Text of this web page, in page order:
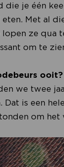
die je één
Met al
ze qua
om te
ooit?
we twee
is een
om het